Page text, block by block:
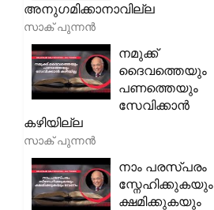
അനുഗമിക്കാനാവില്ല
സാക് പുന്നൻ
നമുക്ക്
ദൈവത്തെയും
പണത്തെയും
സേവിക്കാൻ
കഴിയില്ല
സാക് പുന്നൻ
നാം പരസ്പരം
സ്നേഹിക്കുകയും
ക്ഷമിക്കുകയും